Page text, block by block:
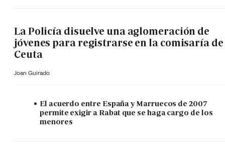
La Policía disuelve una aglomeración de
jóvenes para registrarse en la comisaría de
Ceuta
Joan Guirado
El acuerdo entre España y Marruecos de 2007
permite exigir a Rabat que se haga cargo de los
menores